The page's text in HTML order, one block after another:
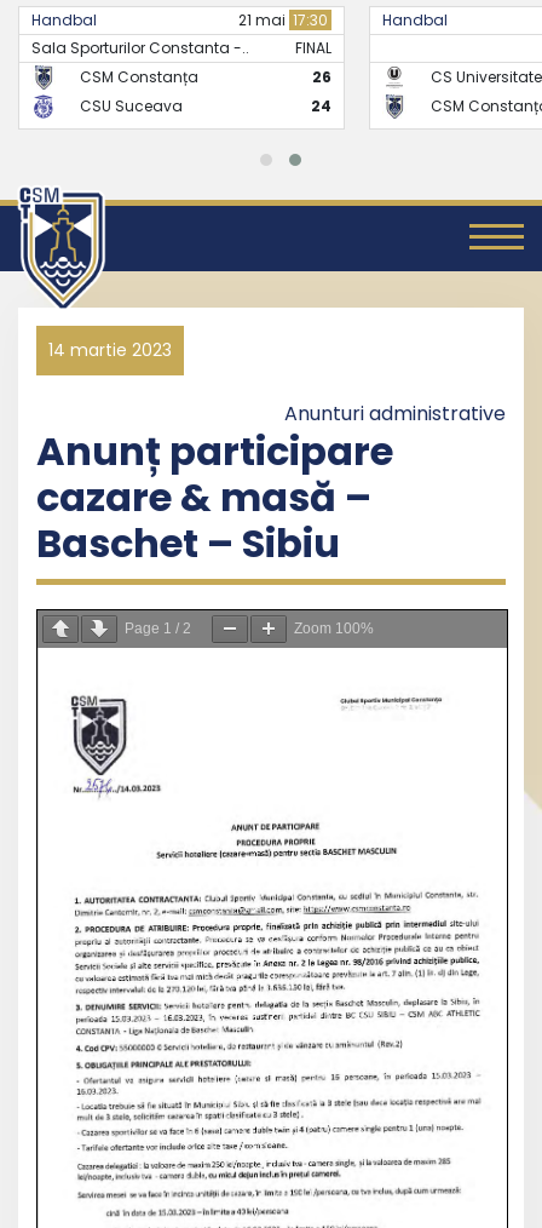
Handbal 21 mai 17:30
Sala Sporturilor Constanta -..
FINAL
CSM Constanța
26
CSU Suceava
24
Handbal
CS
CSM
14 martie 2023
Anunturi administrative
Anunț participare
cazare & masă –
Baschet – Sibiu
Page 1 / 2 Zoom 100%